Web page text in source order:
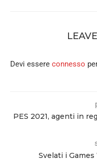
Devi essere connesso
PES 2021, agenti in
Svelati i